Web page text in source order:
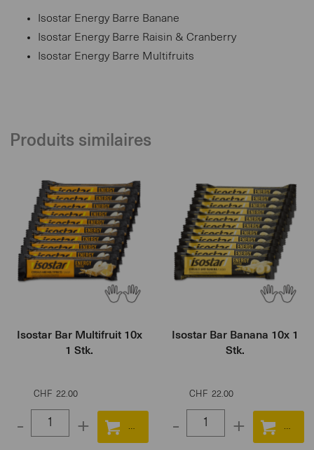
Isostar Energy Barre Banane
Isostar Energy Barre Raisin & Cranberry
Isostar Energy Barre Multifruits
Produits similaires
Isostar Bar Multifruit 10x
1 Stk.
CHF 22.00
- +Select
Isostar Bar Banana 10x 1
Stk.
CHF 22.00
- +Select